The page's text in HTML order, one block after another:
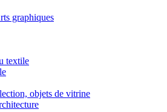
graphiques
textile
objets de vitrine